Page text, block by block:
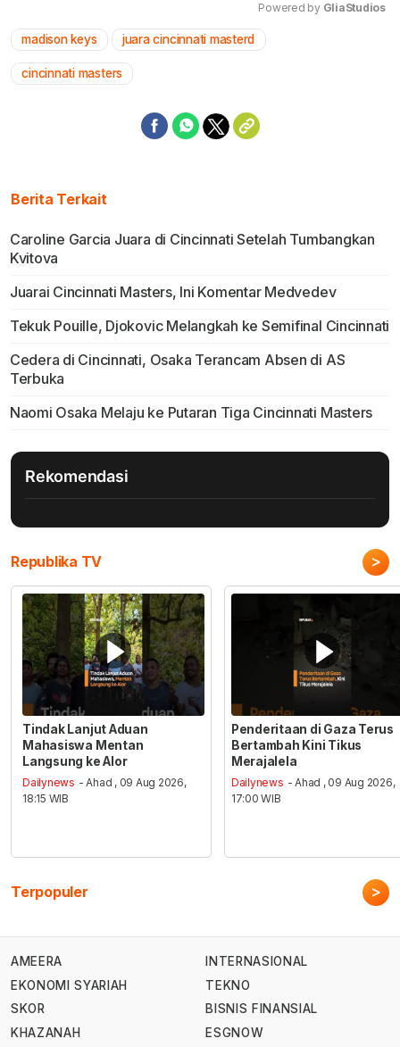
Powered by GliaStudios
madison keys juara cincinnati masterd
cincinnati masters
Berita Terkait
Caroline Garcia Juara di Cincinnati Setelah Tumbangkan
Kvitova
Juarai Cincinnati Masters, Ini Komentar Medvedev
Tekuk Pouille, Djokovic Melangkah ke Semifinal Cincinnati
Cedera di Cincinnati, Osaka Terancam Absen di AS
Terbuka
Naomi Osaka Melaju ke Putaran Tiga Cincinnati Masters
Rekomendasi
Republika TV >
Tindak Lanjut Aduan
Mahasiswa Mentan
Langsung ke Alor
Dailynews - Ahad , 09 Aug 2026,
18:15 WIB
Penderitaan di Gaza Terus
Bertambah Kini Tikus
Merajalela
Dailynews - Ahad , 09 Aug 2026,
17:00 WIB
Terpopuler >
AMEERA
EKONOMI SYARIAH
SKOR
KHAZANAH
INTERNASIONAL
TEKNO
BISNIS FINANSIAL
ESGNOW